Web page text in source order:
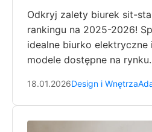
Odkryj zalety biurek sit-
rankingu na 2025-2026!
idealne biurko
modele dostępne na rynku.
18.01.2026Design i Wnętrza